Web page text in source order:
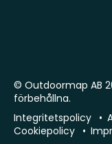
© Outdoormap AB
förbehållna.
Integritetspolicy
Cookiepolicy